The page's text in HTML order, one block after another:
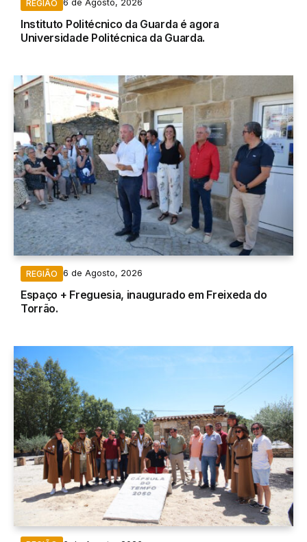
REGIÃO 6 de Agosto, 2026
Instituto Politécnico da Guarda é agora
Universidade Politécnica da Guarda.
REGIÃO 6 de Agosto, 2026
Espaço + Freguesia, inaugurado em Freixeda do
Torrão.